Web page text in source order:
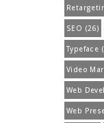
SEO (26)
Typeface
Video
Web
Web